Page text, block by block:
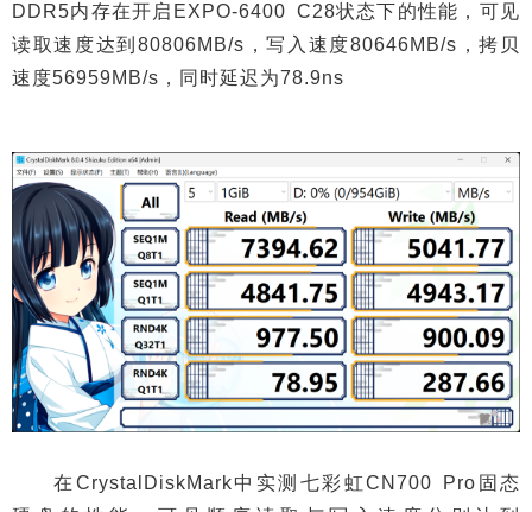
DDR5内存在开启EXPO-6400 C28状态下的性能，可见
读取速度达到80806MB/s，写入速度80646MB/s，拷贝
速度56959MB/s，同时延迟为78.9ns
在CrystalDiskMark中实测七彩虹CN700 Pro固态